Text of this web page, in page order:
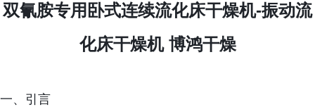
双氰胺专用卧式连续流化床干燥机-振动流
化床干燥机 博鸿干燥
一、引言